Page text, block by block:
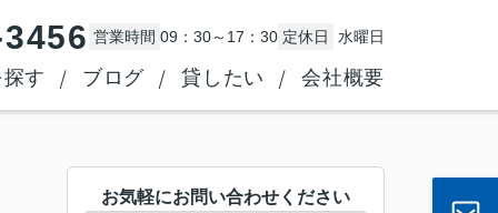
営業時間 09：30～17：30 定休日 水曜日
す ブログ 貸したい 会社概要
お気軽にお問い合わせください